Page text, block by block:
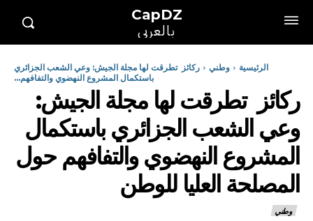
CapDZ
بالعربي
الرئيسية وطني
ركائز تطرقت لها مجلة الجيش: وعي الشعب الجزائري
باستكمال المشروع النهضوي والتفافهم...
ركائز تطرقت لها مجلة الجيش:
وعي الشعب الجزائري باستكمال
المشروع النهضوي والتفافهم حول
المصلحة العليا للوطن
وطني